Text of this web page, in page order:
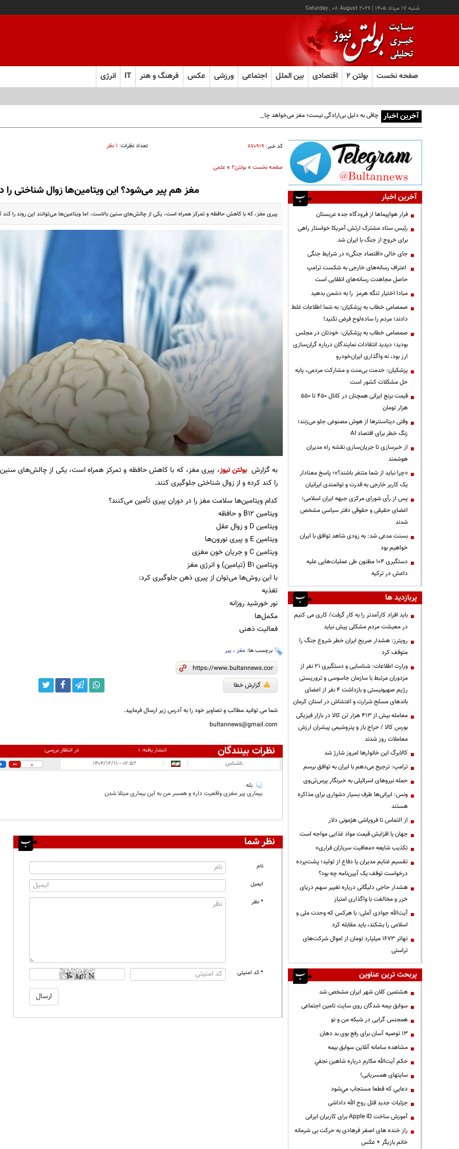
شنبه ۱۷ مرداد ۱۴۰۵ |
Saturday , 08 August 2026
صفحه نخست بولتن ۲ اقتصادی بین الملل اجتماعی ورزشی عکس فرهنگ و هنر IT انرژی
آخرین اخبار چاقی به دلیل بی‌ارادگی نیست؛ مغز می‌خواهد چاق بمانیم!
کد خبر: ۸۷۰۹۱۹ تعداد نظرات: ۱ نظر
صفحه نخست»بولتن2 »علمی
مغز هم پیر می‌شود؟ این ویتامین‌ها زوال شناختی را
پیری مغز، که با کاهش حافظه و تمرکز همراه است، یکی از چالش‌های سنین بالاست، اما ویتامین‌ها می‌توانند این روند را کند
به گزارش بولتن نیوز، پیری مغز، که با کاهش حافظه و تمرکز همراه است، یکی از چالش‌های سنین
را کند کرده و از زوال شناختی جلوگیری کنند.
کدام ویتامین‌ها سلامت مغز را در دوران پیری تأمین می‌کنند؟
ویتامین B۱۲ و حافظه
ویتامین D و زوال عقل
ویتامین E و پیری نورون‌ها
ویتامین C و جریان خون مغزی
ویتامین B۱ (تیامین) و انرژی مغز
با این روش‌ها می‌توان از پیری ذهن جلوگیری کرد:
تغذیه
نور خورشید روزانه
مکمل‌ها
فعالیت ذهنی
برچسب ها: مغز، پیر
گزارش خطا
شما می توانید مطالب و تصاویر خود را به آدرس زیر ارسال فرمایید.
bultannews@gmail.com
نظرات بینندگان انتشار یافته:۱ در انتظار بررسی:
ناشناس |
| ۰۷:۵۲ - ۱۴۰۴/۱۲/۱۱ 0
بله
بیماری پیر مغزی واقعیت داره و همسر من به این بیماری مبتلا شدن
نظر شما
نام
ایمیل
* نظر
* کد امنیتی
آخرین اخبار
فرار هواپیماها از فرودگاه جده عربستان
رئیس ستاد مشترک ارتش آمریکا خواستار راهی
برای خروج از جنگ با ایران شد
جای خالی «اقتصاد جنگی» در شرایط جنگی
اعتراف رسانه‌های خارجی به شکست ترامپ
حاصل مجاهدت رسانه‌های انقلابی است
مبادا اختیار تنگه هرمز را به دشمن بدهید
صمصامی خطاب به پزشکیان: به شما اطلاعات غلط
دادند؛ مردم را ساده‌لوح فرض نکنید!
صمصامی خطاب به پزشکیان: خودتان در مجلس
بودید؛ دیدید انتقادات نمایندگان درباره گران‌سازی
ارز بود، نه واگذاری ایران‌خودرو
پزشکیان: خدمت بی‌منت و مشارکت مردمی، پایه
حل مشکلات کشور است
قیمت‌ برنج ایرانی همچنان در کانال ۴۵۰ تا ۵۵۰
هزار تومان
وقتی دیتاسنترها از هوش مصنوعی جلو می‌زنند؛
زنگ خطر برای اقتصاد AI
از خبرسازی تا جریان‌سازی نقشه راه مدیران
هوشمند
«چرا نباید از شما متنفر باشند؟»؛ پاسخ معنادار
یک کاربر خارجی به قدرت و توانمندی ایرانیان
پس از رأی شورای مرکزی جبهه ایران اسلامی؛
اعضای حقیقی و حقوقی دفتر سیاسی مشخص
شدند
بسنت مدعی شد: به زودی شاهد توافق با ایران
خواهیم بود
دستگیری ۱۰۴ مظنون طی عملیات‌هایی علیه
داعش در ترکیه
پربازدید ها
باید افراد کارآمدتر را به کار گرفت/ کاری می کنیم
در معیشت مردم مشکلی پیش نیاید
رویترز: هشدار صریح ایران خطر شروع جنگ را
متوقف کرد
وزارت اطلاعات: شناسایی و دستگیری ۲۱ نفر از
مزدوران مرتبط با سازمان جاسوسی و تروریستی
رژیم صهیونیستی و بازداشت ۴ نفر از اعضای
باندهای مسلح شرارت و اغتشاش در استان کرمان
معامله بیش از ۴۱۳ هزار تن کالا در بازار فیزیکی
بورس کالا / حراج باز و پتروشیمی پیشران ارزش
معاملات روز شدند
کالابرگ این خانوارها امروز شارژ شد
ترامپ: ترجیح می‌دهم با ایران به توافق برسم
حمله نیروهای اسرائیلی به خبرنگار پرس‌تی‌وی
ونس: ایرانی‌ها طرف بسیار دشواری برای مذاکره
هستند
از التماس تا فروپاشی هژمونی دلار
جهان با افزایش قیمت مواد غذایی مواجه است
تکذیب شایعه «معافیت سربازان فراری»
تقسیم غنایم مدیران یا دفاع از تولید؛ پشت‌پرده
درخواست توقف یک آیین‌نامه چه بود؟
هشدار حاجی دلیگانی درباره تغییر سهم دریای
خزر و مخالفت با واگذاری امتیاز
آیت‌الله جوادی آملی: با هرکس که وحدت ملی و
اسلامی را بشکند، باید مقابله کرد
تهاتر ۱۶۷۳ میلیارد تومان از اموال شرکت‌های
تراستی
پربحث ترین عناوین
هشتمین کلان شهر ایران مشخص شد
سوابق بیمه شدگان روی سایت تامین اجتماعی
همجنس گرایی در شبکه من و تو
13 توصیه آسان برای رفع بوی بد دهان
مشاهده سامانه آنلاين سوابق بیمه
حكم آيت‌الله مكارم درباره شاهين نجفي
سایتهای همسریابی!
دعايي كه قطعا مستجاب مي‌شود
جزئیات جدید قتل روح الله داداشی
آموزش ساخت Apple ID برای کاربران ایرانی
راز خنده های اصغر فرهادی به حرکت بی شرمانه
خانم بازیگر + عکس